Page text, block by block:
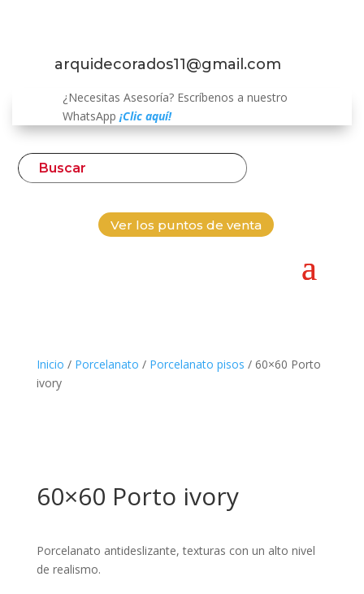
arquidecorados11@gmail.com
¿Necesitas Asesoría? Escríbenos a nuestro
WhatsApp ¡Clic aquí!
Ver los puntos de venta
Inicio / Porcelanato / Porcelanato pisos / 60×60 Porto
ivory
60×60 Porto ivory
Porcelanato antideslizante, texturas con un alto nivel
de realismo.